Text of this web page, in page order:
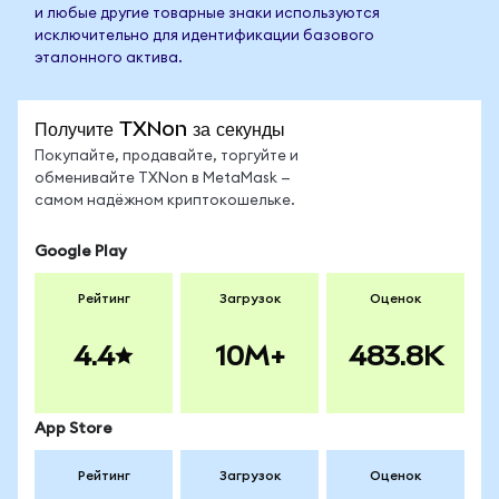
и любые другие товарные знаки используются
исключительно для идентификации базового
эталонного актива.
Получите TXNon за секунды
Покупайте, продавайте, торгуйте и
обменивайте TXNon в MetaMask —
самом надёжном криптокошельке.
Google Play
Рейтинг
4.4
Загрузок
10M+
Оценок
483.8K
App Store
Рейтинг Загрузок Оценок